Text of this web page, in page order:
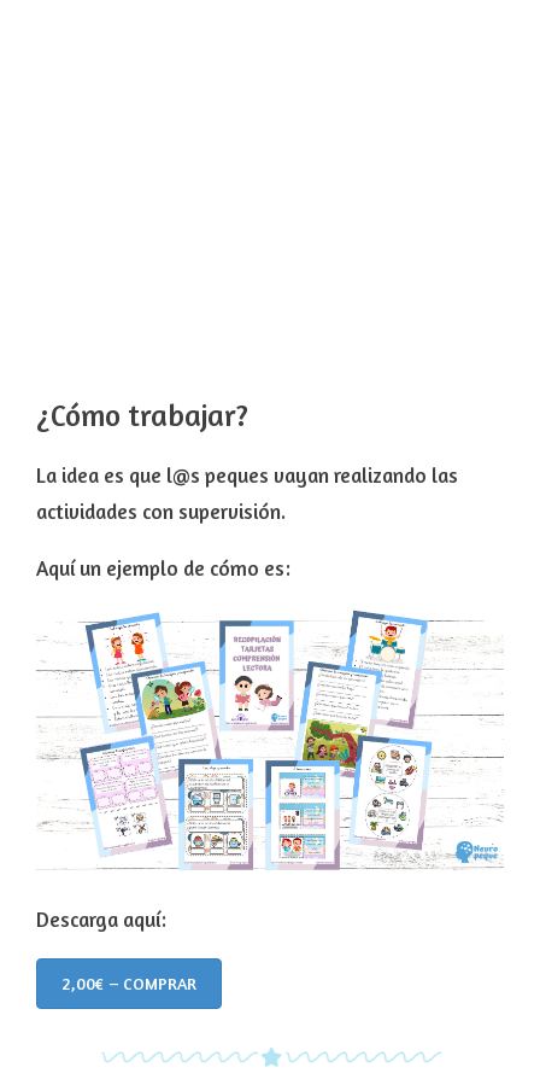
¿Cómo trabajar?
La idea es que l@s peques vayan realizando las
actividades con supervisión.
Aquí un ejemplo de cómo es:
Descarga aquí:
2,00€ – COMPRAR